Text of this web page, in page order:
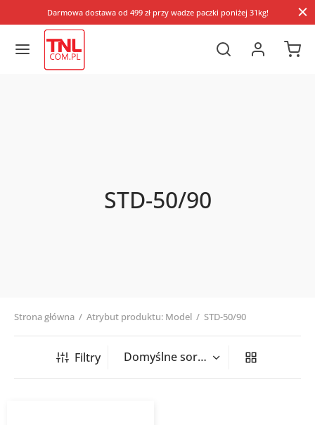
Darmowa dostawa od 499 zł przy wadze paczki poniżej 31kg!
STD-50/90
Strona główna / Atrybut produktu: Model / STD-50/90
Filtry